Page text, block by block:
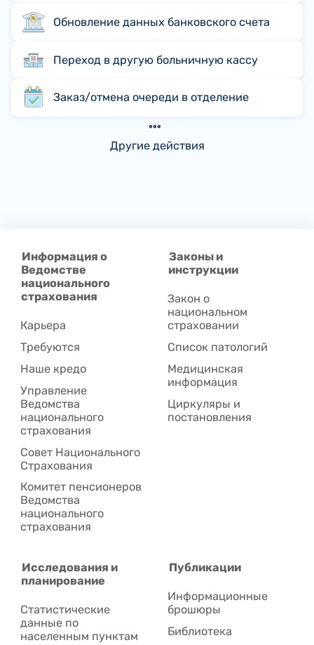
Обновление данных банковского счета
Переход в другую больничную кассу
Заказ/отмена очереди в отделение
Другие действия
Информация о
Ведомстве
национального
страхования
Карьера
Требуются
Наше кредо
Управление
Ведомства
национального
страхования
Совет Национального
Cтрахования
Комитет пенсионеров
Ведомства
национального
страхования
Законы и
инструкции
Закон о
национальном
страховании
Список патологий
Медицинская
информация
Циркуляры и
постановления
Исследования и
планирование
Статистические
данные по
населенным пунктам
Публикации
Информационные
брошюры
Библиотека